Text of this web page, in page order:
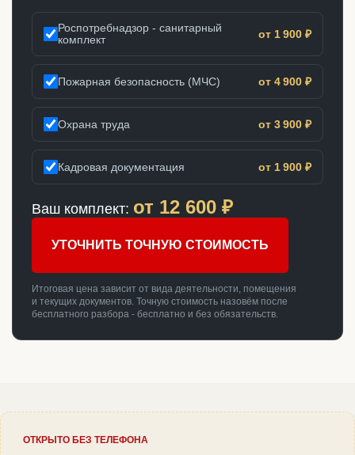
Роспотребнадзор - санитарный
комплект
от 1 900 ₽
Пожарная безопасность (МЧС) от 4 900 ₽
Охрана труда от 3 900 ₽
Кадровая документация от 1 900 ₽
Ваш комплект: от 12 600 ₽
УТОЧНИТЬ ТОЧНУЮ СТОИМОСТЬ
Итоговая цена зависит от вида деятельности, помещения
и текущих документов. Точную стоимость назовём после
бесплатного разбора - бесплатно и без обязательств.
ОТКРЫТО БЕЗ ТЕЛЕФОНА